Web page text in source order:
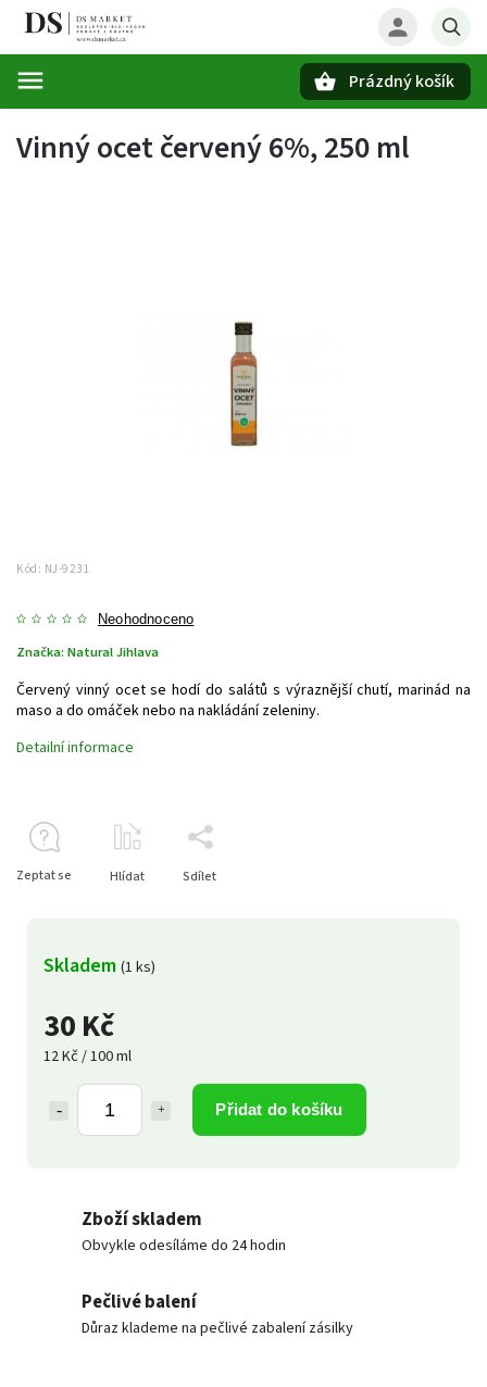
Prázdný košík
Vinný ocet červený 6%, 250 ml
Kód: NJ-9231
Neohodnoceno
Značka: Natural Jihlava
30 Kč
12 Kč / 100 ml
Přidat do košíku
Skladem (1 ks)
Červený vinný ocet se hodí do salátů s výraznější chutí, marinád na
maso a do omáček nebo na nakládání zeleniny.
Detailní informace
Zeptat se Hlídat Sdílet
Zboží skladem
Obvykle odesíláme do 24 hodin
Pečlivé balení
Důraz klademe na pečlivé zabalení zásilky